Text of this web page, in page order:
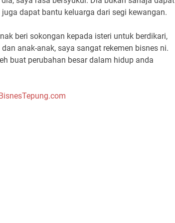
dapat bantu keluarga dari segi kewangan.
beri sokongan kepada isteri untuk berdikari,
anak-anak, saya sangat rekemen bisnes ni.
buat perubahan besar dalam hidup anda